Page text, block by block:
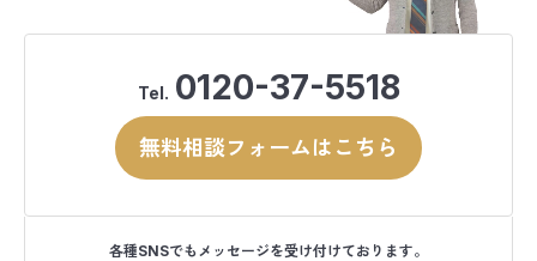
Tel. 0120-37-5518
無料相談フォームはこちら
各種SNSでもメッセージを受け付けております。